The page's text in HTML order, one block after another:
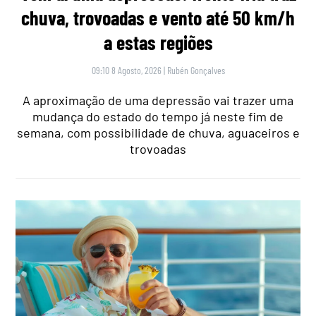
chuva, trovoadas e vento até 50 km/h
a estas regiões
09:10 8 Agosto, 2026 | Rubén Gonçalves
A aproximação de uma depressão vai trazer uma
mudança do estado do tempo já neste fim de
semana, com possibilidade de chuva, aguaceiros e
trovoadas